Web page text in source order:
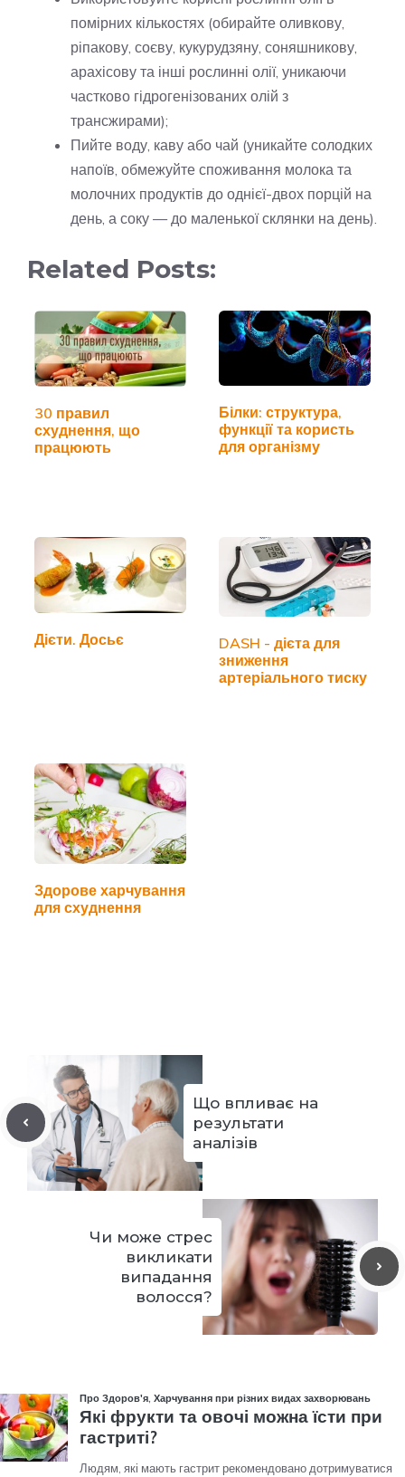
помірних кількостях (обирайте оливкову,
ріпакову, соєву, кукурудзяну, соняшникову,
арахісову та інші рослинні олії, уникаючи
частково гідрогенізованих олій з
трансжирами);
Пийте воду, каву або чай (уникайте солодких
напоїв, обмежуйте споживання молока та
молочних продуктів до однієї-двох порцій на
день, а соку — до маленької склянки на день).
Related Posts:
30 правил
схуднення, що
працюють
Білки: структура,
функції та користь
для організму
Дієти. Досьє
DASH - дієта для
зниження
артеріального тиску
Здорове харчування
для схуднення
Що впливає на
результати
аналізів
Чи може стрес
викликати
випадання
волосся?